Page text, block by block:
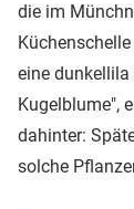
die im
eine
Kugelblume",
dahinter:
solche